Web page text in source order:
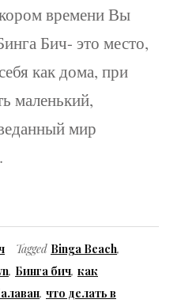
времени Вы
Бич- это место,
как дома, при
маленький,
мир
Tagged Binga Beach,
, Бинга бич, как
, что делать в